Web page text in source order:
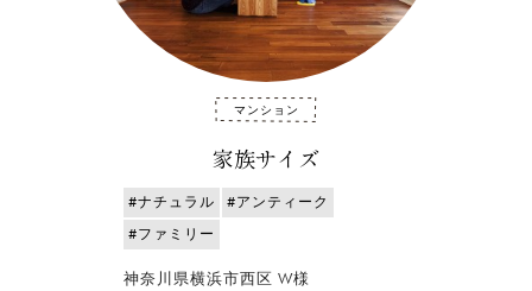
マンション
家族サイズ
#ナチュラル
#アンティーク
#ファミリー
神奈川県横浜市西区 W様